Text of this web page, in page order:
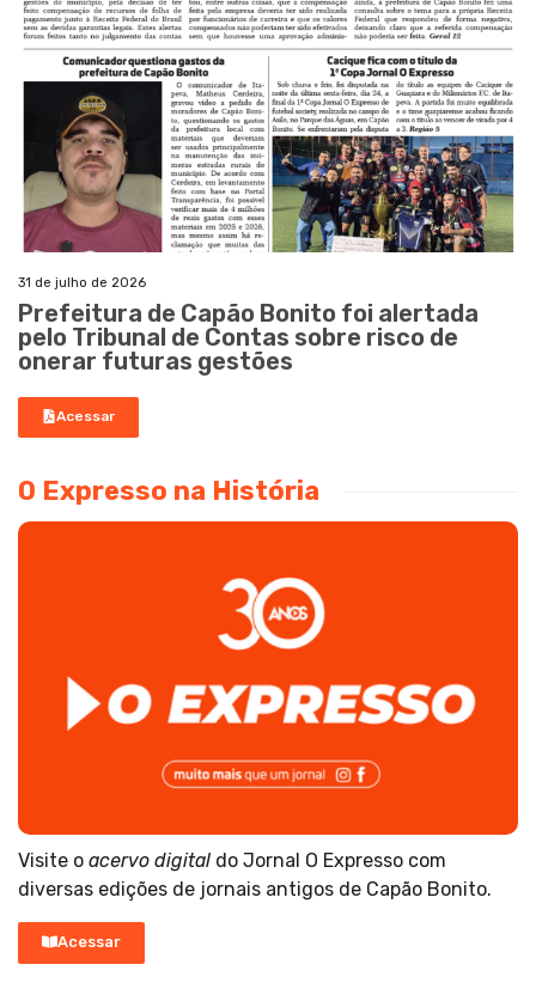
31 de julho de 2026
Prefeitura de Capão Bonito foi alertada
pelo Tribunal de Contas sobre risco de
onerar futuras gestões
Acessar
O Expresso na História
Visite o acervo digital do Jornal O Expresso com
diversas edições de jornais antigos de Capão Bonito.
Acessar